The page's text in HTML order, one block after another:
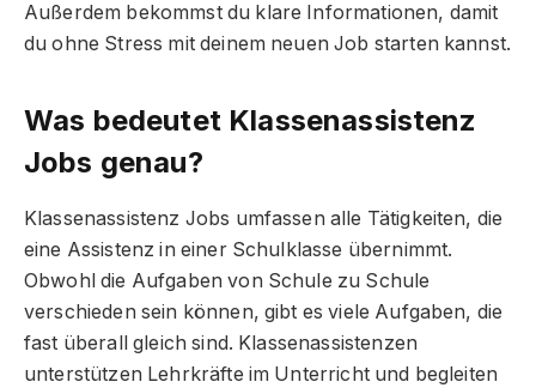
Außerdem bekommst du klare Informationen, damit
du ohne Stress mit deinem neuen Job starten kannst.
Was bedeutet Klassenassistenz
Jobs genau?
Klassenassistenz Jobs umfassen alle Tätigkeiten, die
eine Assistenz in einer Schulklasse übernimmt.
Obwohl die Aufgaben von Schule zu Schule
verschieden sein können, gibt es viele Aufgaben, die
fast überall gleich sind. Klassenassistenzen
unterstützen Lehrkräfte im Unterricht und begleiten